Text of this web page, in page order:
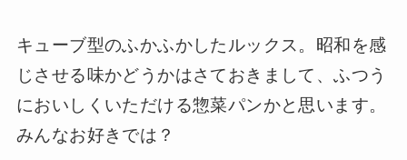
キューブ型のふかふかしたルックス。昭和を感
じさせる味かどうかはさておきまして、ふつう
においしくいただける惣菜パンかと思います。
みんなお好きでは？